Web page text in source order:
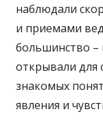
наблюдали
и приемами
большинство –
открывали для
знакомых
явления и